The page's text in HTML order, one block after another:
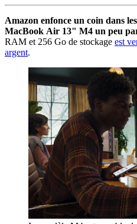
Amazon enfonce un coin dans
MacBook Air 13" M4 un peu
RAM et 256 Go de stockage est
argent.